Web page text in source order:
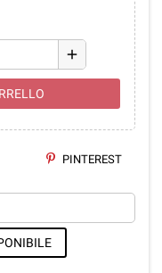
add
PINTEREST